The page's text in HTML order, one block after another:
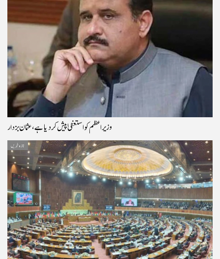
وزیراعظم کو استعفیٰ پیش کر دیا ہے، عثمان بزدار
تازہ خبریں